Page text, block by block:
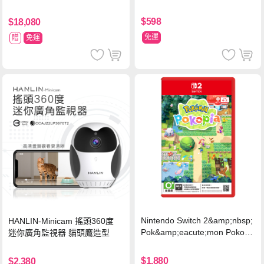
球 狂熱 中文版
$18,080
贈 免運
黑色
$598
免運
HANLIN-Minicam 搖頭360度
迷你廣角監視器 貓頭鷹造型
$2,380
Nintendo Switch 2&amp;nbsp;
Pok&amp;eacute;mon Pokopi
$1,880